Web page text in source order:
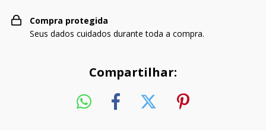
Compra protegida
Seus dados cuidados durante toda a compra.
Compartilhar: